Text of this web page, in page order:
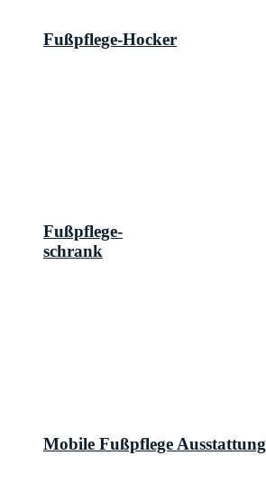
Fußpflege-Hocker
Fußpflege-
schrank
Mobile Fußpflege Ausstattung